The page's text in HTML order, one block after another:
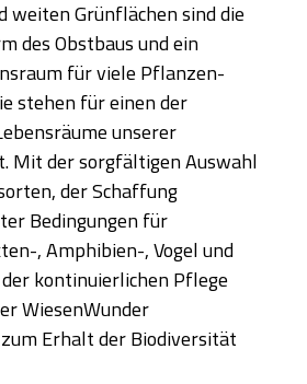
weiten Grünflächen sind die
des Obstbaus und ein
für viele Pflanzen-
stehen für einen der
unserer
Mit der sorgfältigen Auswahl
der Schaffung
Bedingungen für
, Amphibien-, Vogel und
kontinuierlichen Pflege
WiesenWunder
Erhalt der Biodiversität